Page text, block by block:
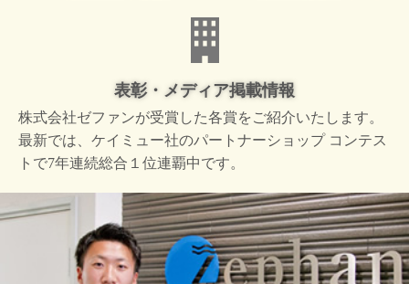
表彰・メディア掲載情報
株式会社ゼファンが受賞した各賞をご紹介いたします。
最新では、ケイミュー社のパートナーショップ コンテス
トで7年連続総合１位連覇中です。